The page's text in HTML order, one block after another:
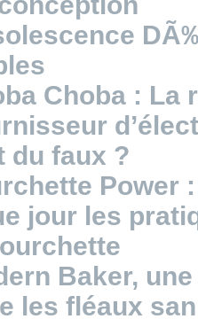
Choba : La
du faux ?
Power
jour les
Baker,
les fléaux